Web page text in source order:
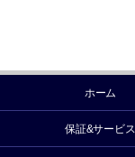
ホーム
保証&サービス